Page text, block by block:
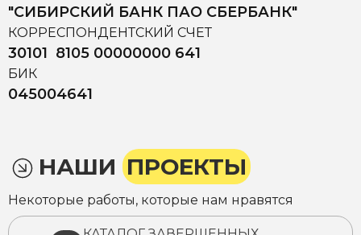
"СИБИРСКИЙ БАНК ПАО СБЕРБАНК"
КОРРЕСПОНДЕНТСКИЙ СЧЕТ
30101 8105 00000000 641
БИК
045004641
НАШИ ПРОЕКТЫ
Некоторые работы, которые нам нравятся